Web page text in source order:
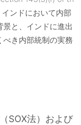
ンドにおいて内部
と、インドに進出
べき内部統制の実務
SOX法）および